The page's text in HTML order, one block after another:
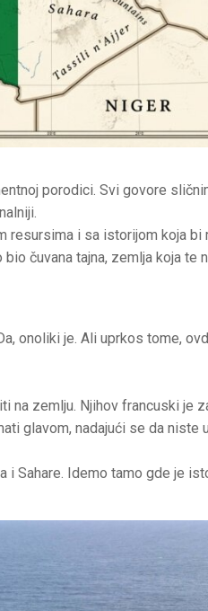
porodici. Svi govore
resursima i sa istorijom koja
čuvana tajna, zemlja koja te
onoliki je. Ali uprkos tome,
zemlju. Njihov francuski je
glavom, nadajući se da
Sahare. Idemo tamo gde je